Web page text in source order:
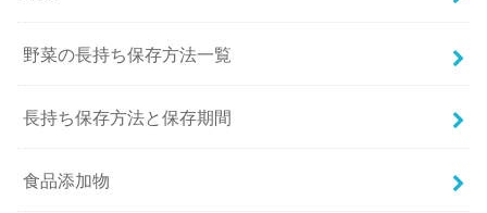
野菜の長持ち保存方法一覧
長持ち保存方法と保存期間
食品添加物